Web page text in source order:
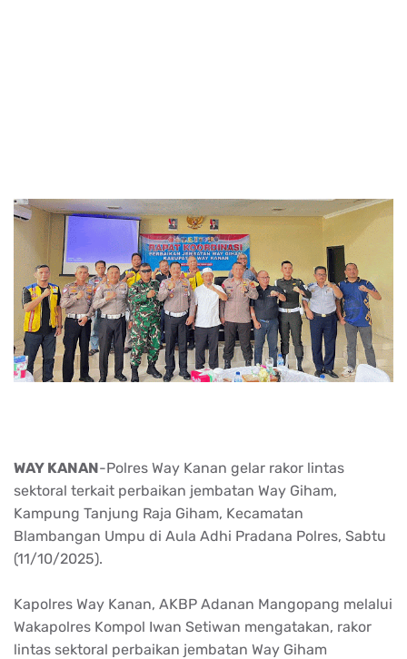
WAY KANAN-Polres Way Kanan gelar rakor lintas
sektoral terkait perbaikan jembatan Way Giham,
Kampung Tanjung Raja Giham, Kecamatan
Blambangan Umpu di Aula Adhi Pradana Polres, Sabtu
(11/10/2025).
Kapolres Way Kanan, AKBP Adanan Mangopang melalui
Wakapolres Kompol Iwan Setiwan mengatakan, rakor
lintas sektoral perbaikan jembatan Way Giham